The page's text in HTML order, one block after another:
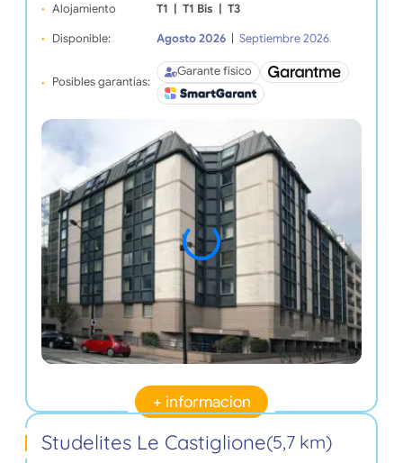
Alojamiento T1 T1 Bis T3
Disponible: Agosto 2026 Septiembre 2026
Posibles garantías:
Garante físico
+ informacion
Studelites Le Castiglione(5,7 km)